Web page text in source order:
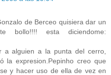
de Berceo quisiera dar un
bollo!!!! esta diciendome:
a alguien a la punta del cerro,
la expresion.Pepinho creo que
y hacer uso de ella de vez en